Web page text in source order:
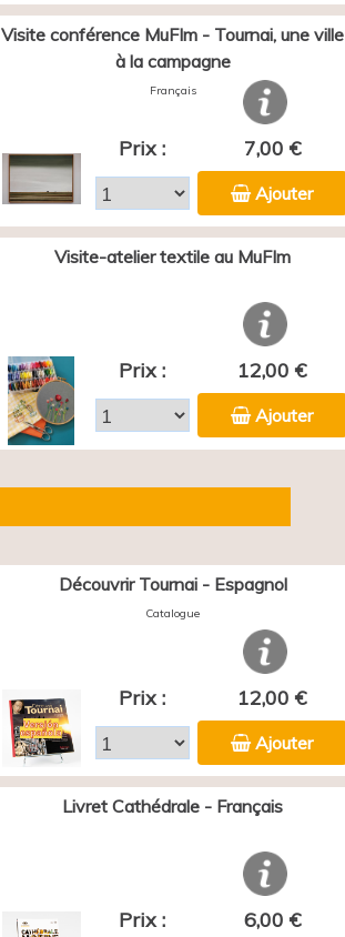
Visite conférence MuFIm - Tournai, une ville
à la campagne
Français
Prix : 7,00 €
Ajouter
Visite-atelier textile au MuFIm
Prix : 12,00 €
Ajouter
Découvrir Tournai - Espagnol
Catalogue
Prix : 12,00 €
Ajouter
Livret Cathédrale - Français
Prix : 6,00 €